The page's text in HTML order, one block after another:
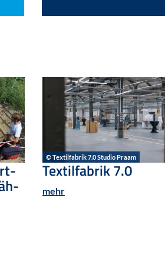
© Tex­til­fa­brik 7.0 Stu­dio Praam
Tex­til­fa­brik 7.0
mehr